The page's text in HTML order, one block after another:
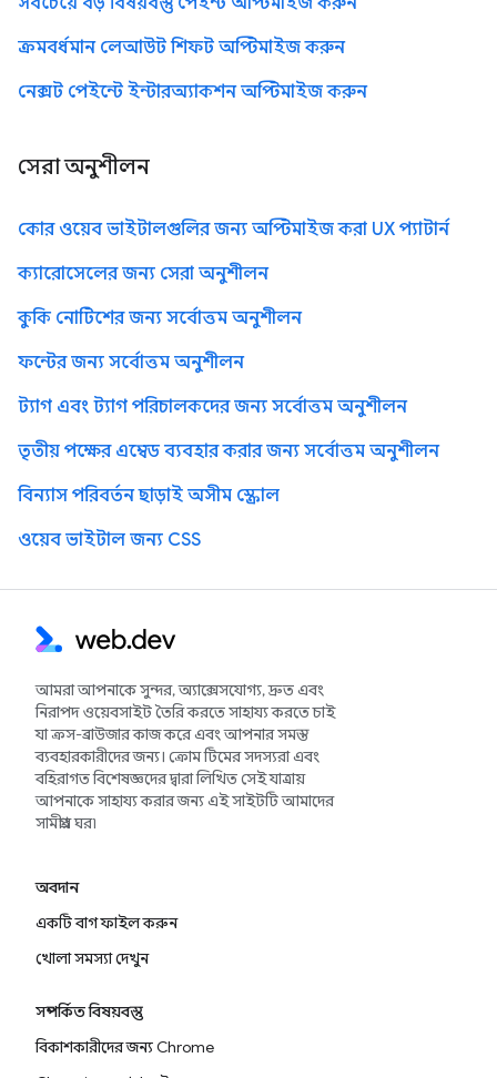
ক্রমবর্ধমান লেআউট শিফট অপ্টিমাইজ করুন
নেক্সট পেইন্টে ইন্টারঅ্যাকশন অপ্টিমাইজ করুন
সেরা অনুশীলন
কোর ওয়েব ভাইটালগুলির জন্য অপ্টিমাইজ করা UX প্যাটার্ন
ক্যারোসেলের জন্য সেরা অনুশীলন
কুকি নোটিশের জন্য সর্বোত্তম অনুশীলন
ফন্টের জন্য সর্বোত্তম অনুশীলন
ট্যাগ এবং ট্যাগ পরিচালকদের জন্য সর্বোত্তম অনুশীলন
তৃতীয় পক্ষের এম্বেড ব্যবহার করার জন্য সর্বোত্তম অনুশীলন
বিন্যাস পরিবর্তন ছাড়াই অসীম স্ক্রোল
ওয়েব ভাইটাল জন্য CSS
আমরা আপনাকে সুন্দর, অ্যাক্সেসযোগ্য, দ্রুত এবং
নিরাপদ ওয়েবসাইট তৈরি করতে সাহায্য করতে চাই
যা ক্রস-ব্রাউজার কাজ করে এবং আপনার সমস্ত
ব্যবহারকারীদের জন্য। ক্রোম টিমের সদস্যরা এবং
বহিরাগত বিশেষজ্ঞদের দ্বারা লিখিত সেই যাত্রায়
আপনাকে সাহায্য করার জন্য এই সাইটটি আমাদের
সামগ্রীর ঘর৷
অবদান
একটি বাগ ফাইল করুন
খোলা সমস্যা দেখুন
সম্পর্কিত বিষয়বস্তু
বিকাশকারীদের জন্য Chrome